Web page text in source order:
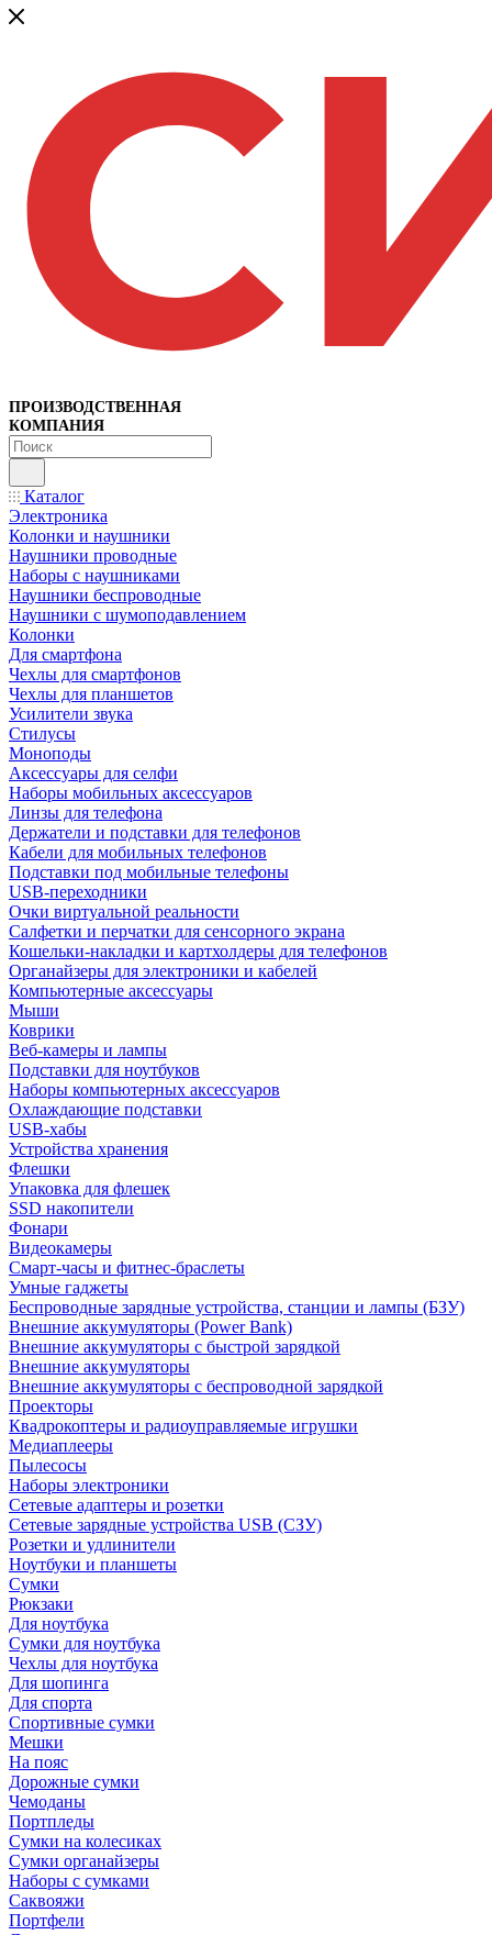
ПРОИЗВОДСТВЕННАЯ
КОМПАНИЯ
Каталог
Электроника
Колонки и наушники
Наушники проводные
Наборы с наушниками
Наушники беспроводные
Наушники с шумоподавлением
Колонки
Для смартфона
Чехлы для смартфонов
Чехлы для планшетов
Усилители звука
Стилусы
Моноподы
Аксессуары для селфи
Наборы мобильных аксессуаров
Линзы для телефона
Держатели и подставки для телефонов
Кабели для мобильных телефонов
Подставки под мобильные телефоны
USB-переходники
Очки виртуальной реальности
Салфетки и перчатки для сенсорного экрана
Кошельки-накладки и картхолдеры для телефонов
Органайзеры для электроники и кабелей
Компьютерные аксессуары
Мыши
Коврики
Веб-камеры и лампы
Подставки для ноутбуков
Наборы компьютерных аксессуаров
Охлаждающие подставки
USB-хабы
Устройства хранения
Флешки
Упаковка для флешек
SSD накопители
Фонари
Видеокамеры
Смарт-часы и фитнес-браслеты
Умные гаджеты
Беспроводные зарядные устройства, станции и лампы (БЗУ)
Внешние аккумуляторы (Power Bank)
Внешние аккумуляторы с быстрой зарядкой
Внешние аккумуляторы
Внешние аккумуляторы с беспроводной зарядкой
Проекторы
Квадрокоптеры и радиоуправляемые игрушки
Медиаплееры
Пылесосы
Наборы электроники
Сетевые адаптеры и розетки
Сетевые зарядные устройства USB (СЗУ)
Розетки и удлинители
Ноутбуки и планшеты
Сумки
Рюкзаки
Для ноутбука
Сумки для ноутбука
Чехлы для ноутбука
Для шопинга
Для спорта
Спортивные сумки
Мешки
На пояс
Дорожные сумки
Чемоданы
Портпледы
Сумки на колесиках
Сумки органайзеры
Наборы с сумками
Саквояжи
Портфели